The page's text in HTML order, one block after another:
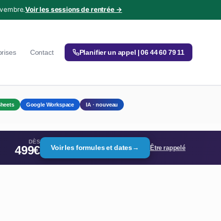
Voir les sessions de rentrée →
Contact Planifier un appel | 06 44 60 79 11
Google Workspace IA · nouveau
DÈS
499€ Voir les formules et dates→ Être rappelé